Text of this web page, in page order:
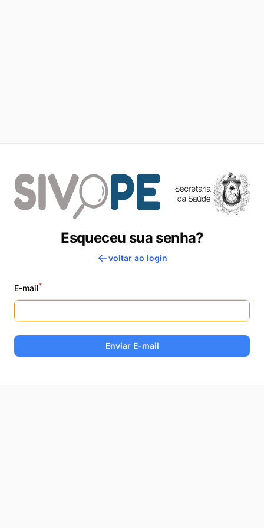
Esqueceu sua senha?
voltar ao login
E-mail*
Enviar E-mail